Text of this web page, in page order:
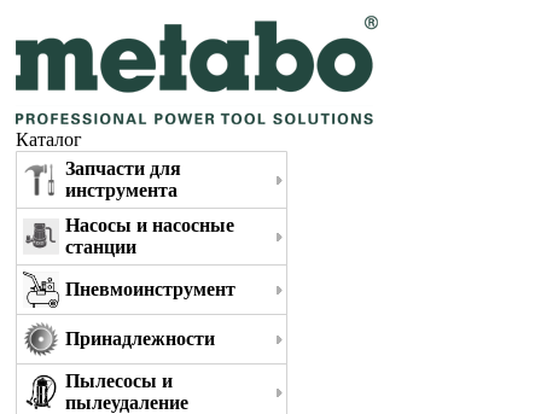
Каталог
Запчасти для
инструмента
Насосы и насосные
станции
Пневмоинструмент
Принадлежности
Пылесосы и
пылеудаление